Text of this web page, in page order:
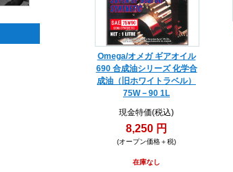
Omega/オメガ ギアオイル
690 合成油シリーズ 化学合
成油（旧ホワイトラベル）
75W－90 1L
現金特価(税込)
8,250 円
(オープン価格＋税)
在庫なし